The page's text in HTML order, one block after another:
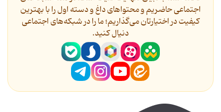
اجتماعی حاضریم و محتواهای داغ و دسته اول را با بهترین
کیفیت در اختیارتان می‌گذاریم؛ ما را در شبکه‌های اجتماعی
دنیال کنید.